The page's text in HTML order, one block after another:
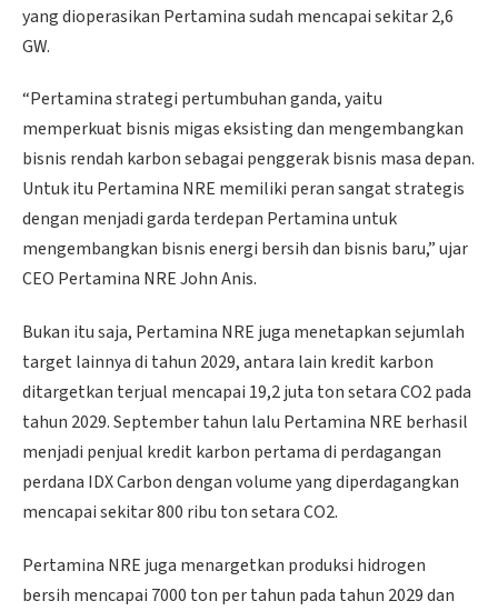
yang dioperasikan Pertamina sudah mencapai sekitar 2,6
GW.
“Pertamina strategi pertumbuhan ganda, yaitu
memperkuat bisnis migas eksisting dan mengembangkan
bisnis rendah karbon sebagai penggerak bisnis masa depan.
Untuk itu Pertamina NRE memiliki peran sangat strategis
dengan menjadi garda terdepan Pertamina untuk
mengembangkan bisnis energi bersih dan bisnis baru,” ujar
CEO Pertamina NRE John Anis.
Bukan itu saja, Pertamina NRE juga menetapkan sejumlah
target lainnya di tahun 2029, antara lain kredit karbon
ditargetkan terjual mencapai 19,2 juta ton setara CO2 pada
tahun 2029. September tahun lalu Pertamina NRE berhasil
menjadi penjual kredit karbon pertama di perdagangan
perdana IDX Carbon dengan volume yang diperdagangkan
mencapai sekitar 800 ribu ton setara CO2.
Pertamina NRE juga menargetkan produksi hidrogen
bersih mencapai 7000 ton per tahun pada tahun 2029 dan